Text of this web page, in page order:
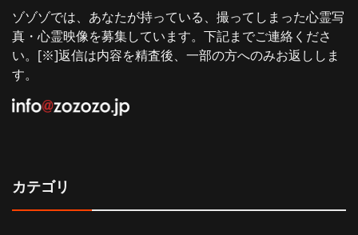
ゾゾゾでは、あなたが持っている、撮ってしまった心霊写
真・心霊映像を募集しています。下記までご連絡くださ
い。[※]返信は内容を精査後、一部の方へのみお返ししま
す。
カテゴリ